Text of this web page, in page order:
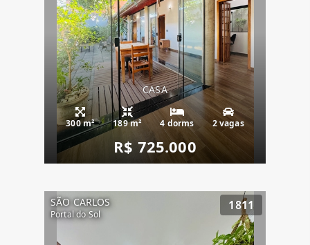
CASA
300 m² 189 m² 4 dorms 2 vagas
R$ 725.000
SÃO CARLOS
Portal do Sol
1811